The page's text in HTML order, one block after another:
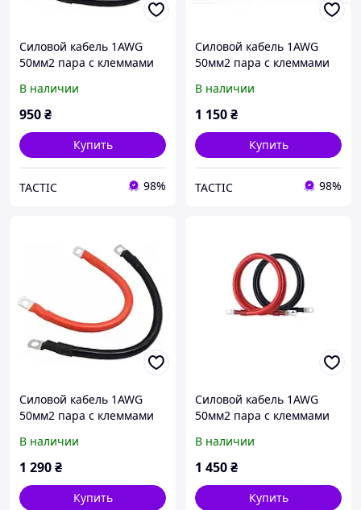
Силовой кабель 1AWG
50мм2 пара с клеммами
многожильный, для
соединения АКБ
В наличии
950₴
Купить
TACTIC 98%
Силовой кабель 1AWG
50мм2 пара с клеммами
многожильный, для
соединения АКБ
В наличии
1 150₴
Купить
TACTIC 98%
Силовой кабель 1AWG
50мм2 пара с клеммами
многожильный, для
соединения АКБ
В наличии
1 290₴
Купить
Силовой кабель 1AWG
50мм2 пара с клеммами
многожильный, для
соединения АКБ
В наличии
1 450₴
Купить